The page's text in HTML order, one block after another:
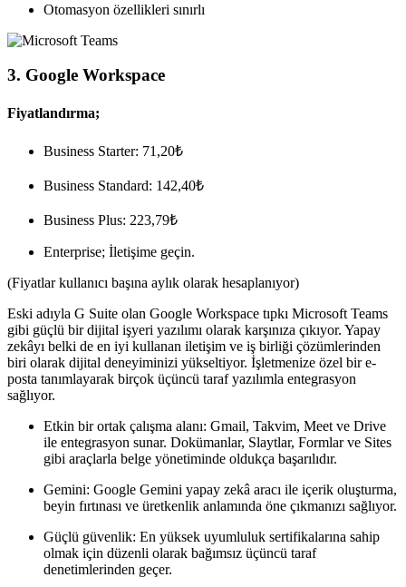
Otomasyon özellikleri sınırlı
3. Google Workspace
Fiyatlandırma;
Business Starter: 71,20₺
Business Standard: 142,40₺
Business Plus: 223,79₺
Enterprise; İletişime geçin.
(Fiyatlar kullanıcı başına aylık olarak hesaplanıyor)
Eski adıyla G Suite olan Google Workspace tıpkı Microsoft Teams
gibi güçlü bir dijital işyeri yazılımı olarak karşınıza çıkıyor. Yapay
zekâyı belki de en iyi kullanan iletişim ve iş birliği çözümlerinden
biri olarak dijital deneyiminizi yükseltiyor. İşletmenize özel bir e-
posta tanımlayarak birçok üçüncü taraf yazılımla entegrasyon
sağlıyor.
Etkin bir ortak çalışma alanı: Gmail, Takvim, Meet ve Drive
ile entegrasyon sunar. Dokümanlar, Slaytlar, Formlar ve Sites
gibi araçlarla belge yönetiminde oldukça başarılıdır.
Gemini: Google Gemini yapay zekâ aracı ile içerik oluşturma,
beyin fırtınası ve üretkenlik anlamında öne çıkmanızı sağlıyor.
Güçlü güvenlik: En yüksek uyumluluk sertifikalarına sahip
olmak için düzenli olarak bağımsız üçüncü taraf
denetimlerinden geçer.